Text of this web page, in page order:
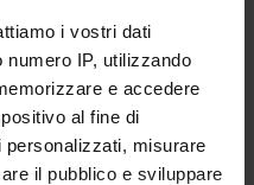
i vostri dati
IP, utilizzando
e accedere
al fine di
personalizzati, misurare
il pubblico e sviluppare